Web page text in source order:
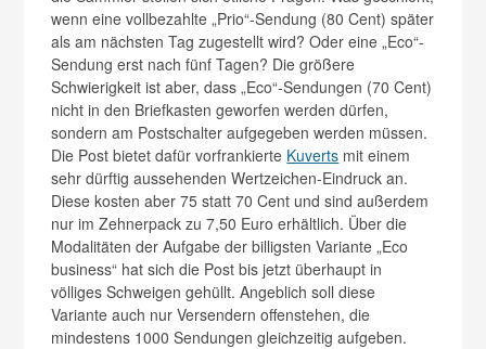
wenn eine vollbezahlte „Prio“-Sendung (80 Cent) später
als am nächsten Tag zugestellt wird? Oder eine „Eco“-
Sendung erst nach fünf Tagen? Die größere
Schwierigkeit ist aber, dass „Eco“-Sendungen (70 Cent)
nicht in den Briefkasten geworfen werden dürfen,
sondern am Postschalter aufgegeben werden müssen.
Die Post bietet dafür vorfrankierte Kuverts mit einem
sehr dürftig aussehenden Wertzeichen-Eindruck an.
Diese kosten aber 75 statt 70 Cent und sind außerdem
nur im Zehnerpack zu 7,50 Euro erhältlich. Über die
Modalitäten der Aufgabe der billigsten Variante „Eco
business“ hat sich die Post bis jetzt überhaupt in
völliges Schweigen gehüllt. Angeblich soll diese
Variante auch nur Versendern offenstehen, die
mindestens 1000 Sendungen gleichzeitig aufgeben.